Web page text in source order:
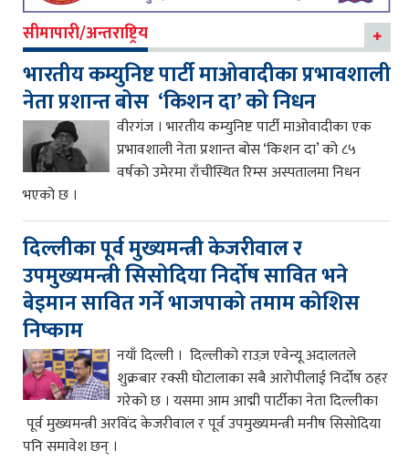
सीमापारी/अन्तराष्ट्रिय
भारतीय कम्युनिष्ट पार्टी माओवादीका प्रभावशाली
नेता प्रशान्त बोस ‘किशन दा’ को निधन
वीरगंज । भारतीय कम्युनिष्ट पार्टी माओवादीका एक
प्रभावशाली नेता प्रशान्त बोस ‘किशन दा’ को ८५
वर्षको उमेरमा राँचीस्थित रिम्स अस्पतालमा निधन
भएको छ ।
दिल्लीका पूर्व मुख्यमन्त्री केजरीवाल र
उपमुख्यमन्त्री सिसोदिया निर्दोष सावित भने
बेइमान सावित गर्ने भाजपाको तमाम कोशिस
निष्काम
नयाँ दिल्ली । दिल्लीको राउज़ एवेन्यू अदालतले
शुक्रबार रक्सी घोटालाका सबै आरोपीलाई निर्दोष ठहर
गरेको छ । यसमा आम आद्मी पार्टीका नेता दिल्लीका
पूर्व मुख्यमन्त्री अरविंद केजरीवाल र पूर्व उपमुख्यमन्त्री मनीष सिसोदिया
पनि समावेश छन् ।